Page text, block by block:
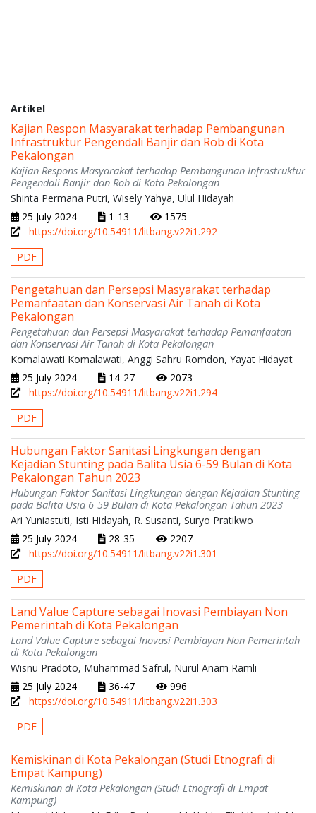
Artikel
Kajian Respon Masyarakat terhadap Pembangunan
Infrastruktur Pengendali Banjir dan Rob di Kota
Pekalongan
Kajian Respons Masyarakat terhadap Pembangunan Infrastruktur
Pengendali Banjir dan Rob di Kota Pekalongan
Shinta Permana Putri, Wisely Yahya, Ulul Hidayah
25 July 2024
1-13
1575
https://doi.org/10.54911/litbang.v22i1.292
PDF
Pengetahuan dan Persepsi Masyarakat terhadap
Pemanfaatan dan Konservasi Air Tanah di Kota
Pekalongan
Pengetahuan dan Persepsi Masyarakat terhadap Pemanfaatan
dan Konservasi Air Tanah di Kota Pekalongan
Komalawati Komalawati, Anggi Sahru Romdon, Yayat Hidayat
25 July 2024
14-27
2073
https://doi.org/10.54911/litbang.v22i1.294
PDF
Hubungan Faktor Sanitasi Lingkungan dengan
Kejadian Stunting pada Balita Usia 6-59 Bulan di Kota
Pekalongan Tahun 2023
Hubungan Faktor Sanitasi Lingkungan dengan Kejadian Stunting
pada Balita Usia 6-59 Bulan di Kota Pekalongan Tahun 2023
Ari Yuniastuti, Isti Hidayah, R. Susanti, Suryo Pratikwo
25 July 2024
28-35
2207
https://doi.org/10.54911/litbang.v22i1.301
PDF
Land Value Capture sebagai Inovasi Pembiayan Non
Pemerintah di Kota Pekalongan
Land Value Capture sebagai Inovasi Pembiayan Non Pemerintah
di Kota Pekalongan
Wisnu Pradoto, Muhammad Safrul, Nurul Anam Ramli
25 July 2024
36-47
996
https://doi.org/10.54911/litbang.v22i1.303
PDF
Kemiskinan di Kota Pekalongan (Studi Etnografi di
Empat Kampung)
Kemiskinan di Kota Pekalongan (Studi Etnografi di Empat
Kampung)